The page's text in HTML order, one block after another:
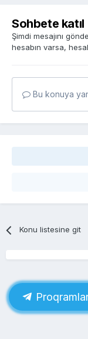
Sohbete katıl
Şimdi mesajını
hesabın varsa,
Bu konuya
Konu listesine git